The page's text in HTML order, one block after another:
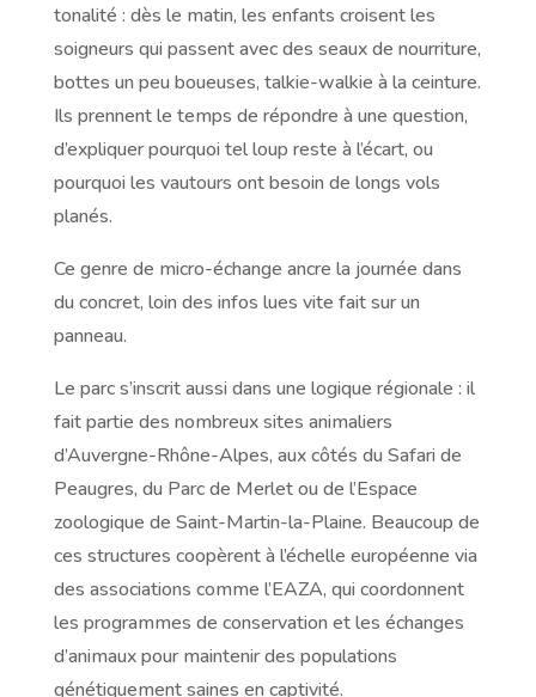
tonalité : dès le matin, les enfants croisent les
soigneurs qui passent avec des seaux de nourriture,
bottes un peu boueuses, talkie-walkie à la ceinture.
Ils prennent le temps de répondre à une question,
d’expliquer pourquoi tel loup reste à l’écart, ou
pourquoi les vautours ont besoin de longs vols
planés.
Ce genre de micro-échange ancre la journée dans
du concret, loin des infos lues vite fait sur un
panneau.
Le parc s’inscrit aussi dans une logique régionale : il
fait partie des nombreux sites animaliers
d’Auvergne-Rhône-Alpes, aux côtés du Safari de
Peaugres, du Parc de Merlet ou de l’Espace
zoologique de Saint-Martin-la-Plaine. Beaucoup de
ces structures coopèrent à l’échelle européenne via
des associations comme l’EAZA, qui coordonnent
les programmes de conservation et les échanges
d’animaux pour maintenir des populations
génétiquement saines en captivité.